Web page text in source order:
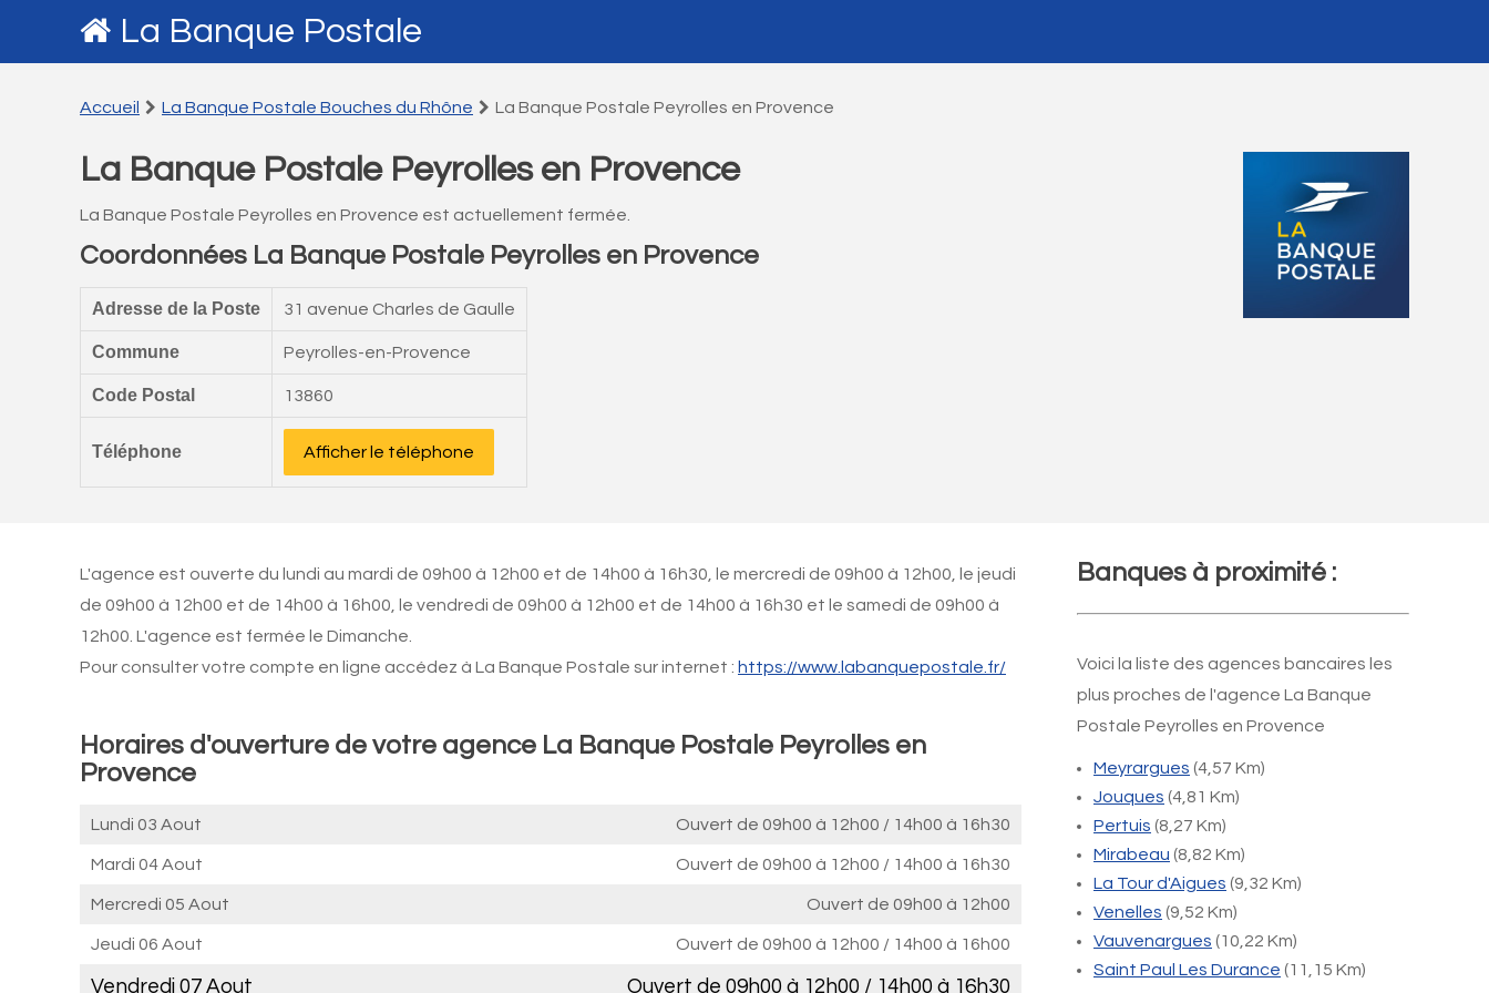
La Banque Postale
Accueil La Banque Postale Bouches du Rhône La Banque Postale Peyrolles en Provence
La Banque Postale Peyrolles en Provence
La Banque Postale Peyrolles en Provence est actuellement fermée.
Coordonnées La Banque Postale Peyrolles en Provence
Adresse de la Poste 31 avenue Charles de Gaulle
Commune Peyrolles-en-Provence
Code Postal 13860
Téléphone Afficher le téléphone
L'agence est ouverte du lundi au mardi de 09h00 à 12h00 et de 14h00 à 16h30, le mercredi de 09h00 à 12h00, le jeudi
de 09h00 à 12h00 et de 14h00 à 16h00, le vendredi de 09h00 à 12h00 et de 14h00 à 16h30 et le samedi de 09h00 à
12h00. L'agence est fermée le Dimanche.
Pour consulter votre compte en ligne accédez à La Banque Postale sur internet : https://www.labanquepostale.fr/
Horaires d'ouverture de votre agence La Banque Postale Peyrolles en
Provence
Lundi 03 Aout Ouvert de 09h00 à 12h00 / 14h00 à 16h30
Mardi 04 Aout Ouvert de 09h00 à 12h00 / 14h00 à 16h30
Mercredi 05 Aout Ouvert de 09h00 à 12h00
Jeudi 06 Aout Ouvert de 09h00 à 12h00 / 14h00 à 16h00
Vendredi 07 Aout Ouvert de 09h00 à 12h00 / 14h00 à 16h30
Banques à proximité :
Voici la liste des agences bancaires les
plus proches de l'agence La Banque
Postale Peyrolles en Provence
Meyrargues (4,57 Km)
Jouques (4,81 Km)
Pertuis (8,27 Km)
Mirabeau (8,82 Km)
La Tour d'Aigues (9,32 Km)
Venelles (9,52 Km)
Vauvenargues (10,22 Km)
Saint Paul Les Durance (11,15 Km)